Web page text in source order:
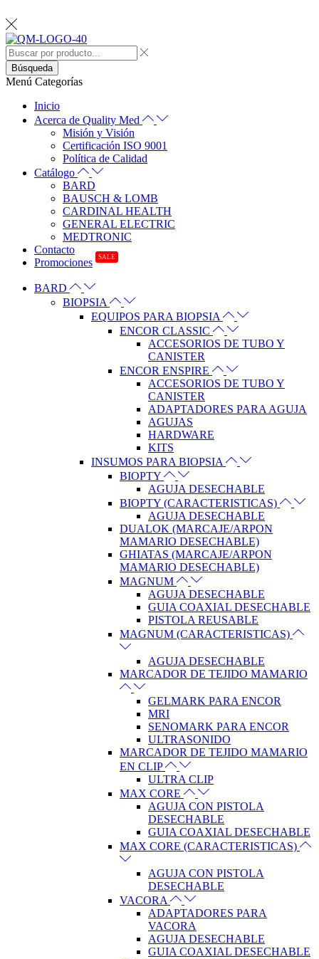
Búsqueda
Menú Categorías
Inicio
Acerca de Quality Med
Misión y Visión
Certificación ISO 9001
Política de Calidad
Catálogo
BARD
BAUSCH & LOMB
CARDINAL HEALTH
GENERAL ELECTRIC
MEDTRONIC
Contacto
Promociones
SALE
BARD
BIOPSIA
EQUIPOS PARA BIOPSIA
ENCOR CLASSIC
ACCESORIOS DE TUBO Y
CANISTER
ENCOR ENSPIRE
ACCESORIOS DE TUBO Y
CANISTER
ADAPTADORES PARA AGUJA
AGUJAS
HARDWARE
KITS
INSUMOS PARA BIOPSIA
BIOPTY
AGUJA DESECHABLE
BIOPTY (CARACTERISTICAS)
AGUJA DESECHABLE
DUALOK (MARCAJE/ARPON
MAMARIO DESECHABLE)
GHIATAS (MARCAJE/ARPON
MAMARIO DESECHABLE)
MAGNUM
AGUJA DESECHABLE
GUIA COAXIAL DESECHABLE
PISTOLA REUSABLE
MAGNUM (CARACTERISTICAS)
AGUJA DESECHABLE
MARCADOR DE TEJIDO MAMARIO
GELMARK PARA ENCOR
MRI
SENOMARK PARA ENCOR
ULTRASONIDO
MARCADOR DE TEJIDO MAMARIO
EN CLIP
ULTRA CLIP
MAX CORE
AGUJA CON PISTOLA
DESECHABLE
GUIA COAXIAL DESECHABLE
MAX CORE (CARACTERISTICAS)
AGUJA CON PISTOLA
DESECHABLE
VACORA
ADAPTADORES PARA
VACORA
AGUJA DESECHABLE
GUIA COAXIAL DESECHABLE